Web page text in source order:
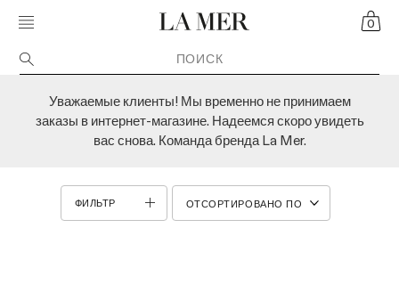
MOBILE MENU TOGGLE CART
0
CRÈME DE LA MER
Уважаемые клиенты! Мы временно не принимаем
заказы в интернет-магазине. Надеемся скоро увидеть
вас снова. Команда бренда La Mer.
ФИЛЬТР